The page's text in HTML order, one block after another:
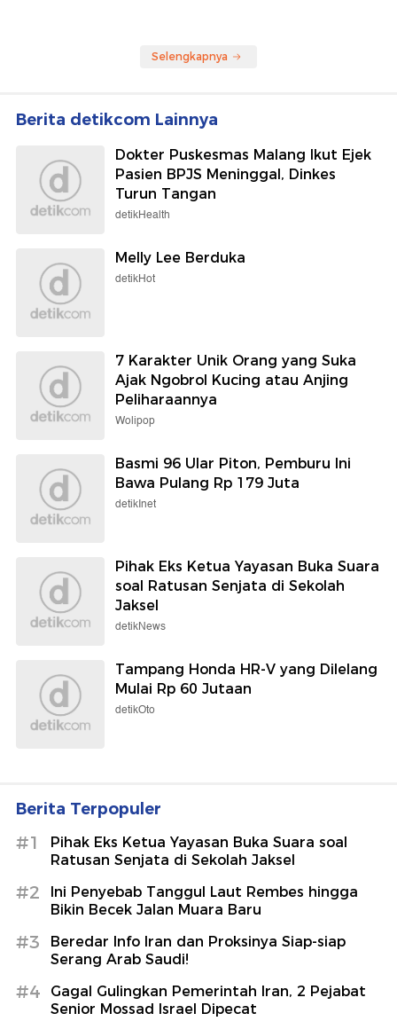
Selengkapnya
Berita detikcom Lainnya
Dokter Puskesmas Malang Ikut Ejek
Pasien BPJS Meninggal, Dinkes
Turun Tangan
detikHealth
Melly Lee Berduka
detikHot
7 Karakter Unik Orang yang Suka
Ajak Ngobrol Kucing atau Anjing
Peliharaannya
Wolipop
Basmi 96 Ular Piton, Pemburu Ini
Bawa Pulang Rp 179 Juta
detikInet
Pihak Eks Ketua Yayasan Buka Suara
soal Ratusan Senjata di Sekolah
Jaksel
detikNews
Tampang Honda HR-V yang Dilelang
Mulai Rp 60 Jutaan
detikOto
Berita Terpopuler
#1
Pihak Eks Ketua Yayasan Buka Suara soal
Ratusan Senjata di Sekolah Jaksel
#2
Ini Penyebab Tanggul Laut Rembes hingga
Bikin Becek Jalan Muara Baru
#3
Beredar Info Iran dan Proksinya Siap-siap
Serang Arab Saudi!
#4
Gagal Gulingkan Pemerintah Iran, 2 Pejabat
Senior Mossad Israel Dipecat